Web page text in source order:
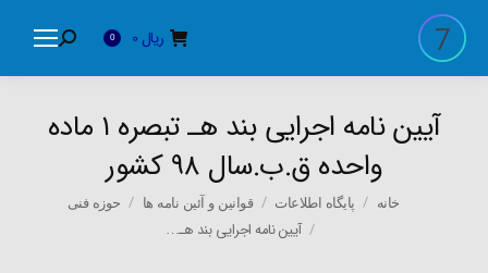
ریال 0
Search:
آیین نامه اجرایی بند هـ تبصره ۱ ماده
واحده ق.ب.سال ۹۸ کشور
You are here:
خانه پایگاه اطلاعات قوانین و آئین نامه ها حوزه فنی
آیین نامه اجرایی بند هـ…